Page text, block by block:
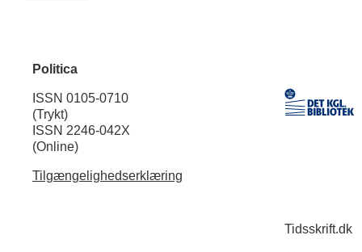
Politica
ISSN 0105-0710
(Trykt)
ISSN 2246-042X
(Online)
Tilgængelighedserklæring